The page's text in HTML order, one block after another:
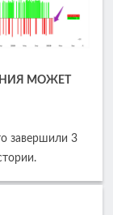
МОЖЕТ
завершили 3